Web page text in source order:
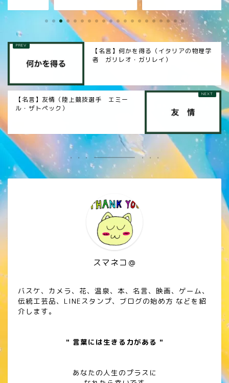
【名言】何かを得る（イタリアの物理学
者 ガリレオ・ガリレイ）
【名言】友情（陸上競技選手 エミー
ル・ザトペック）
スマネコ＠
バスケ、カメラ、花、温泉、本、名言、映画、ゲーム、
伝統工芸品、LINEスタンプ、ブログの始め方 などを紹
介します。
" 言葉には生きる力がある "
あなたの人生のプラスに